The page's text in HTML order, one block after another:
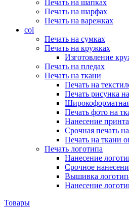
Печать на шапках
Печать на шарфах
Печать на варежках
col
Печать на сумках
Печать на кружках
Изготовление
Печать на пледах
Печать на ткани
Печать на
Печать рисунка
Печать фото на
Нанесение
Срочная печать
Печать на ткани
Печать логотипа
Нанесение
Срочное
Вышивка
Нанесение
Товары